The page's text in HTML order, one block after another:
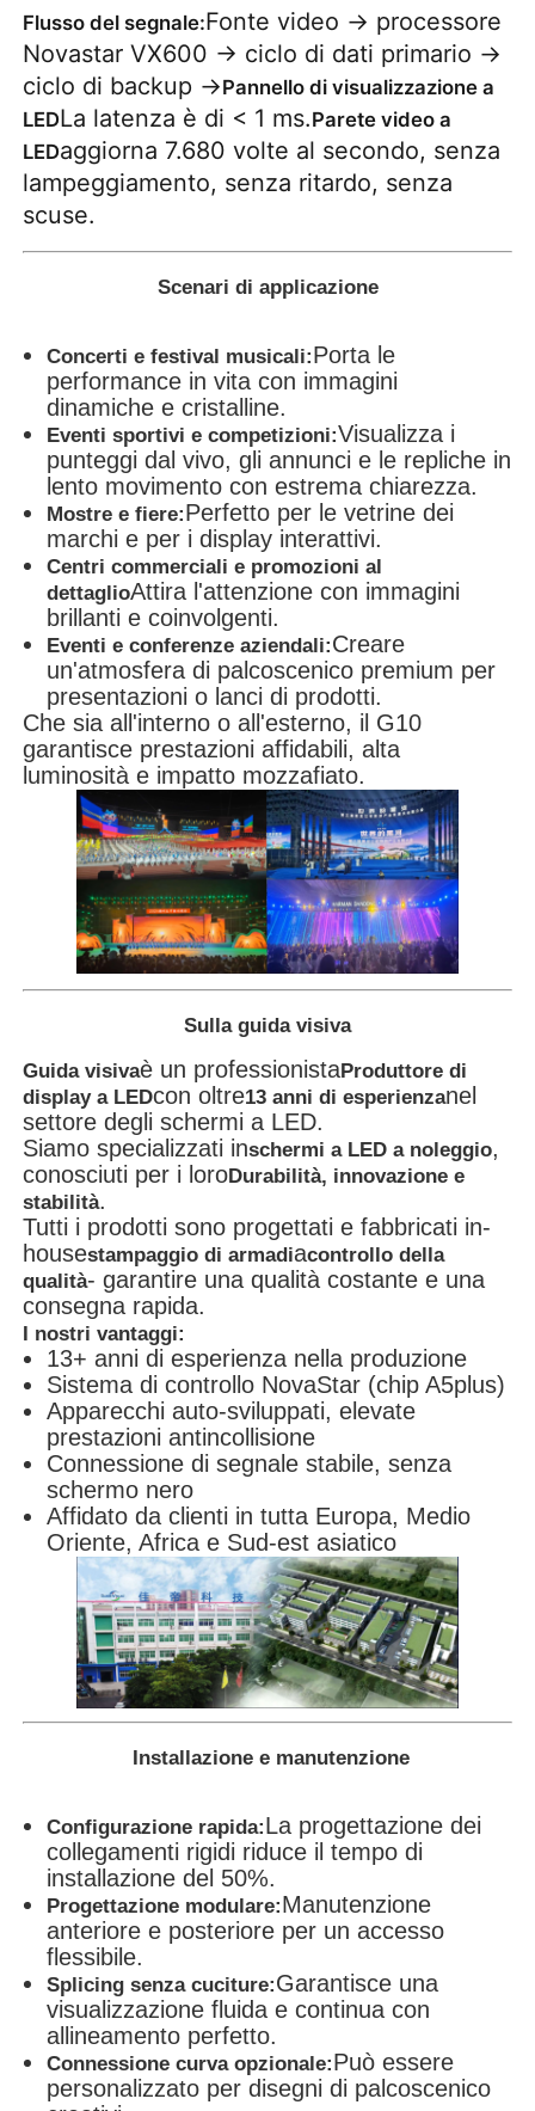
Flusso del segnale:Fonte video → processore
Novastar VX600 → ciclo di dati primario →
ciclo di backup →Pannello di visualizzazione a
LEDLa latenza è di < 1 ms.Parete video a
LEDaggiorna 7.680 volte al secondo, senza
lampeggiamento, senza ritardo, senza
scuse.
Scenari di applicazione
Concerti e festival musicali:Porta le
performance in vita con immagini
dinamiche e cristalline.
Eventi sportivi e competizioni:Visualizza i
punteggi dal vivo, gli annunci e le repliche in
lento movimento con estrema chiarezza.
Mostre e fiere:Perfetto per le vetrine dei
marchi e per i display interattivi.
Centri commerciali e promozioni al
dettaglioAttira l'attenzione con immagini
brillanti e coinvolgenti.
Eventi e conferenze aziendali:Creare
un'atmosfera di palcoscenico premium per
presentazioni o lanci di prodotti.
Che sia all'interno o all'esterno, il G10
garantisce prestazioni affidabili, alta
luminosità e impatto mozzafiato.
Sulla guida visiva
Guida visivaè un professionistaProduttore di
display a LEDcon oltre13 anni di esperienzanel
settore degli schermi a LED.
Siamo specializzati inschermi a LED a noleggio,
conosciuti per i loroDurabilità, innovazione e
stabilità.
Tutti i prodotti sono progettati e fabbricati in-
housestampaggio di armadiacontrollo della
qualità- garantire una qualità costante e una
consegna rapida.
I nostri vantaggi:
13+ anni di esperienza nella produzione
Sistema di controllo NovaStar (chip A5plus)
Apparecchi auto-sviluppati, elevate
prestazioni antincollisione
Connessione di segnale stabile, senza
schermo nero
Affidato da clienti in tutta Europa, Medio
Oriente, Africa e Sud-est asiatico
Installazione e manutenzione
Configurazione rapida:La progettazione dei
collegamenti rigidi riduce il tempo di
installazione del 50%.
Progettazione modulare:Manutenzione
anteriore e posteriore per un accesso
flessibile.
Splicing senza cuciture:Garantisce una
visualizzazione fluida e continua con
allineamento perfetto.
Connessione curva opzionale:Può essere
personalizzato per disegni di palcoscenico